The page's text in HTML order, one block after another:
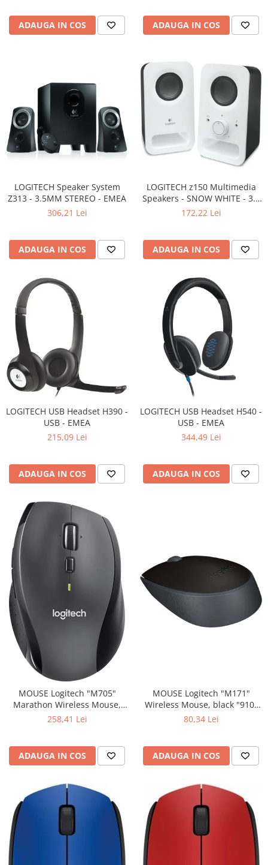
ADAUGA IN COS ADAUGA IN COS
LOGITECH Speaker System
Z313 - 3.5MM STEREO - EMEA
306,21 Lei
ADAUGA IN COS
LOGITECH z150 Multimedia
Speakers - SNOW WHITE - 3.5
MM - EU
172,22 Lei
ADAUGA IN COS
LOGITECH USB Headset H390 -
USB - EMEA
215,09 Lei
ADAUGA IN COS
LOGITECH USB Headset H540 -
USB - EMEA
344,49 Lei
ADAUGA IN COS
MOUSE Logitech "M705"
Marathon Wireless Mouse,
black "910-001949" (include
258,41 Lei
ADAUGA IN COS
MOUSE Logitech "M171"
Wireless Mouse, black "910-
80,34 Lei
ADAUGA IN COS